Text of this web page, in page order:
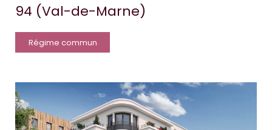
94 (Val-de-Marne)
Régime commun